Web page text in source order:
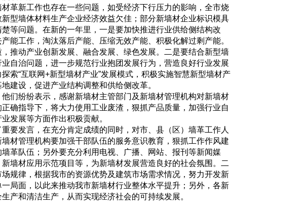
革新工作也存在一些问题，如受经济下行压力的影响，全市烧
型墙体材料生产企业经济效益欠佳；部分新墙材企业标识模具
等问题。在新的一年里，一是要加快推进行业供给侧结构改
能工作，淘汰落后产能、压缩无效产能、积极化解过剩产能。
推动产业创新发展、融合发展、绿色发展。二是要结合新型墙
自治问题，进一步规范行业抱团发展行为，营造良好行业发展
索“互联网+新型墙材产业”发展模式，积极实施智慧新型墙材产
建设，促进产业结构调整和供给侧改革。
们纷纷表示，感谢新墙材主管部门及新墙材管理机构对新墙材
确指导下，将大力使用工业废渣，狠抓产品质量，加强行业自
发展等方面作出积极贡献。
要发言，在充分肯定成绩的同时，对市、县（区）墙革工作人
材管理机构要加强干部队伍的服务意识教育，狠抓工作作风建
革队伍；另外要充分利用电视、广播、网站、报刊等新闻媒
墙材应用示范项目等，为新墙材发展营造良好的社会氛围。二
规律，根据我市的资源优势及建筑市场需求情况，努力开发新
局面，以此来推动我市新墙材行业整体水平提升；另外，各新
产和清洁生产，从而实现经济社会的可持续发展。